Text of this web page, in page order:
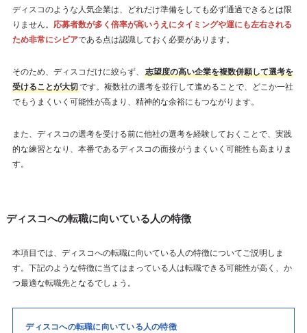
ディスコのような人気企業は、どれだけ準備をしても必ず通過できるとは限
りません。 応募者数が多く倍率が高いうえにタイミングや運にも左右される
ため非常にシビアである点は認識しておく必要があります。
そのため、ディスコだけに絞らず、
志望度の高い企業を複数併願して選考を
受けることが大切です。複数社の選考を並行して進めることで、どこか一社
でもうまくいく可能性が高まり、精神的な余裕にもつながります。
また、ディスコの選考を受ける前に他社の選考を経験しておくことで、実践
的な練習となり、本番であるディスコの面接がうまくいく可能性も高まりま
す。
ディスコへの転職に向いている人の特徴
本項目では、ディスコへの転職に向いている人の特徴についてご説明しま
す。下記のような特徴に当てはまっている人は転職できる可能性が高く、か
つ最適な転職先となるでしょう。
ディスコへの転職に向いている人の特徴